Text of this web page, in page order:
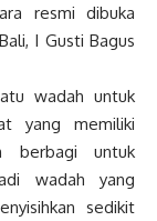
resmi dibuka
I Gusti Bagus
wadah untuk
yang memiliki
berbagi untuk
wadah yang
sedikit